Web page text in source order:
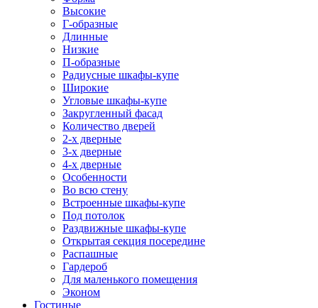
Высокие
Г-образные
Длинные
Низкие
П-образные
Радиусные шкафы-купе
Широкие
Угловые шкафы-купе
Закругленный фасад
Количество дверей
2-х дверные
3-х дверные
4-х дверные
Особенности
Во всю стену
Встроенные шкафы-купе
Под потолок
Раздвижные шкафы-купе
Открытая секция посередине
Распашные
Гардероб
Для маленького помещения
Эконом
Гостиные